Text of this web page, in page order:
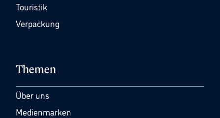
Touristik
Verpackung
Themen
Über uns
Medienmarken